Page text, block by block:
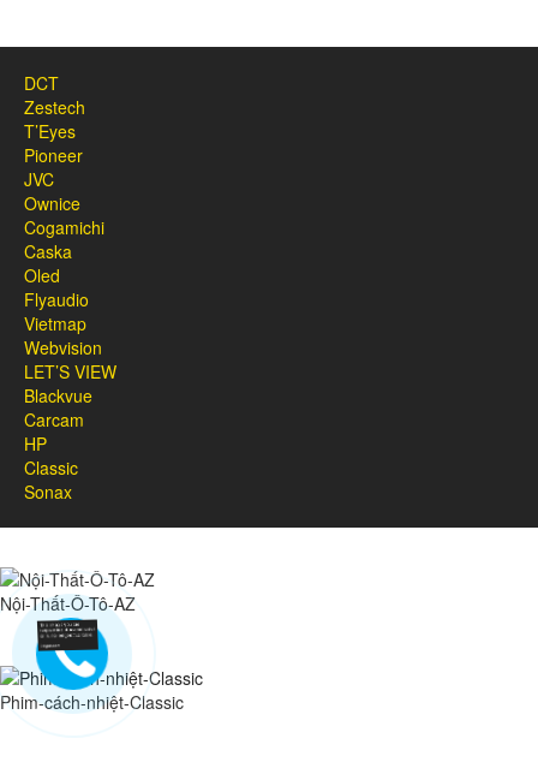
DCT
Zestech
T’Eyes
Pioneer
JVC
Ownice
Cogamichi
Caska
Oled
Flyaudio
Vietmap
Webvision
LET’S VIEW
Blackvue
Carcam
HP
Classic
Sonax
Nội-Thất-Ô-Tô-AZ
Phim-cách-nhiệt-Classic